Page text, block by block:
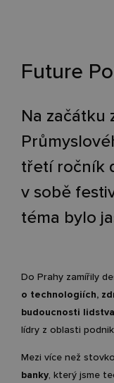
Future
Na
třetí ročník
v sobě
téma bylo
Do Prahy zamířily
o technologiích,
budoucnosti lidstva
lídry z oblasti
Mezi více než
banky, který jsme